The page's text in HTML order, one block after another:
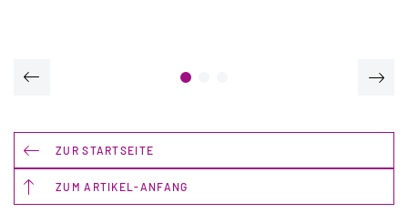
ZUR STARTSEITE
ZUM ARTIKEL-ANFANG